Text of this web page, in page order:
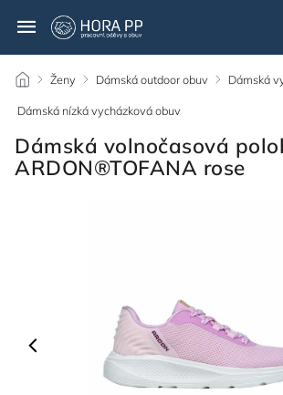
/ Ženy / Dámská outdoor obuv / Dámská
Dámská nízká vycházková obuv
Dámská volnočasová
ARDON®TOFANA rose